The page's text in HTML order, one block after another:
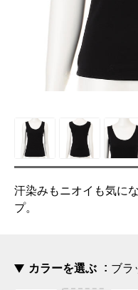
汗染みもニオイも気に
プ。
カラーを選ぶ ブラ